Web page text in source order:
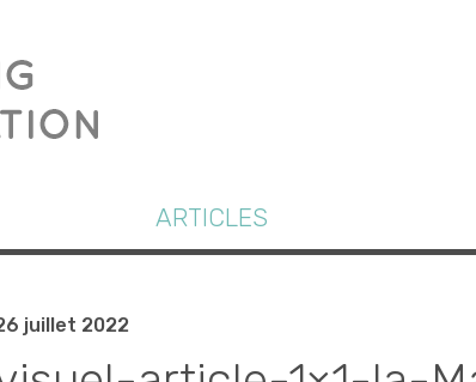
ARTICLES
juillet 2022